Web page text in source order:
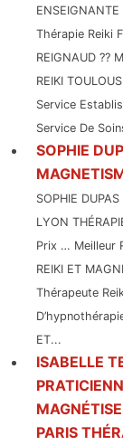
ENSEIGNANTE
Thérapie Reiki
REIGNAUD ??
REIKI
Service
Service De
SOPHIE
SOPHIE
LYON
Prix … Meilleur
REIKI ET
Thérapeute
ET...
ISABELLE
PARIS